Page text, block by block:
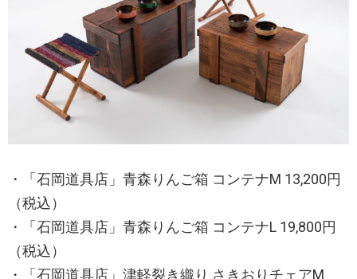
・「石岡道具店」青森りんご箱 コンテナM 13,200円
（税込）
・「石岡道具店」青森りんご箱 コンテナL 19,800円
（税込）
・「石岡道具店」津軽裂き織り さきおりチェアM